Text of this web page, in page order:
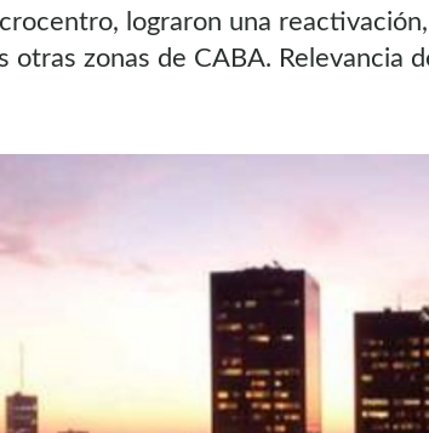
lograron una
otras zonas de CABA. Relevancia